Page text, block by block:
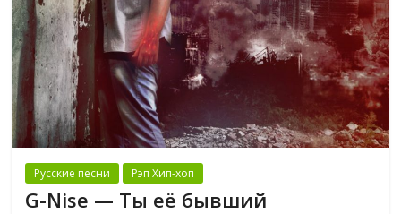
Русские песни Рэп Хип-хоп
G-Nise — Ты её бывший